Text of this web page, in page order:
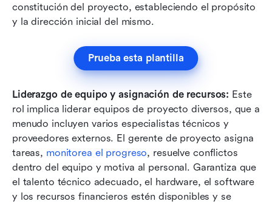
constitución del proyecto, estableciendo el propósito
y la dirección inicial del mismo.
Prueba esta plantilla
Liderazgo de equipo y asignación de recursos: Este
rol implica liderar equipos de proyecto diversos, que a
menudo incluyen varios especialistas técnicos y
proveedores externos. El gerente de proyecto asigna
tareas, monitorea el progreso, resuelve conflictos
dentro del equipo y motiva al personal. Garantiza que
el talento técnico adecuado, el hardware, el software
y los recursos financieros estén disponibles y se